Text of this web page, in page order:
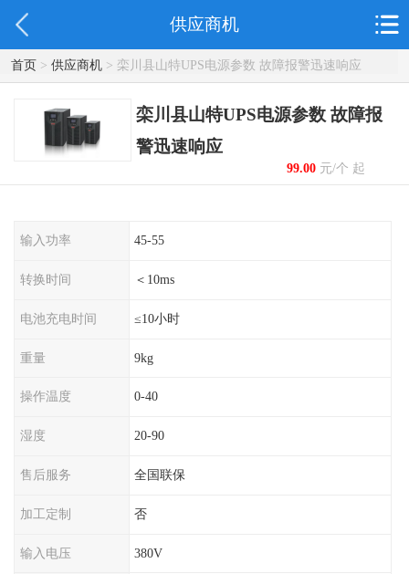
供应商机
首页> 供应商机> 栾川县山特UPS电源参数 故障报警迅速响应
栾川县山特UPS电源参数 故障报
警迅速响应
99.00元/个 起
输入功率 45-55
转换时间 ＜10ms
电池充电时间 ≤10小时
重量 9kg
操作温度 0-40
湿度 20-90
售后服务 全国联保
加工定制 否
输入电压 380V